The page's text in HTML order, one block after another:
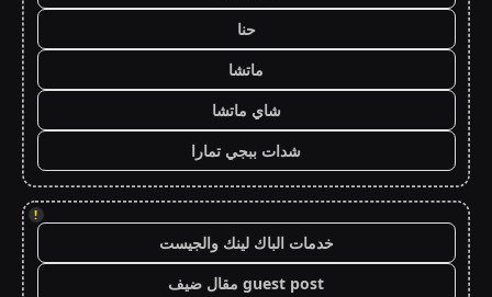
حنا
ماتشا
شاي ماتشا
شدات ببجي تمارا
!
خدمات الباك لينك والجيست
guest post مقال ضيف